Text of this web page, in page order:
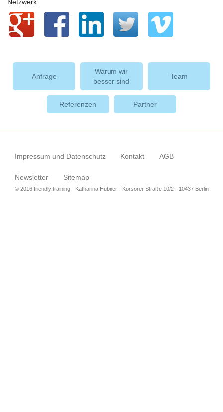
Netzwerk
Anfrage
Warum wir
besser sind
Team
Referenzen Partner
Impressum und Datenschutz Kontakt AGB
Newsletter Sitemap
© 2016 friendly training - Katharina Hübner - Korsörer Straße 10/2 - 10437 Berlin